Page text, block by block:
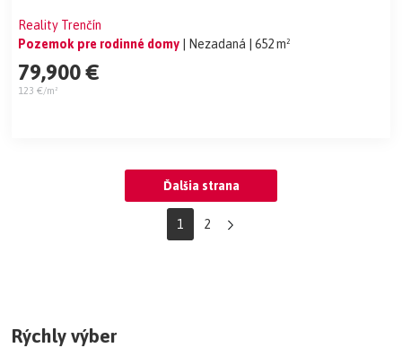
Reality Trenčín
Pozemok pre rodinné domy
| Nezadaná | 652 m²
79,900 €
123 €/m²
Ďalšia strana
1 2
Rýchly výber